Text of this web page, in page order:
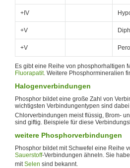
+IV
+V
+V
Es gibt eine Reihe von phosphorhaltigen
Fluorapatit. Weitere Phosphormineralien
Halogenverbindungen
Phosphor bildet eine große Zahl von
wichtigsten Verbindungentypen sind
Chlorverbindungen meist flüssig, Brom-
sind giftig. Beispiele für diese
weitere Phosphorverbindungen
Phosphor bildet mit Schwefel eine Reihe
Sauerstoff-Verbindungen ähneln. Sie
mitSelen sind bekannt.